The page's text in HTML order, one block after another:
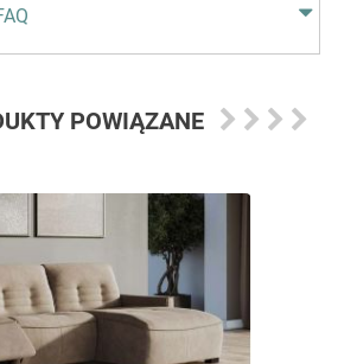
POWIĄZANE